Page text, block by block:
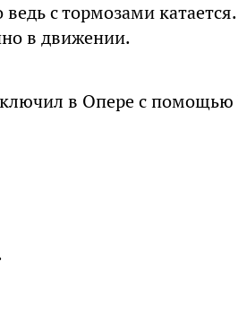
с тормозами
в движении.
в Опере с помощью